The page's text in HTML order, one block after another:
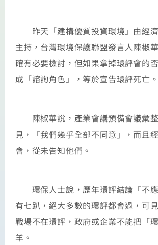
昨天「建構優質投資環境」由經
主持，台灣環境保護聯盟發言人陳椒
確有必要檢討，但如果拿掉環評會的
成「諮詢角色」，等於宣告環評死亡。
陳椒華說，產業會議預備會議彙
見，「我們幾乎全部不同意」，而且
會，從未告知他們。
環保人士說，歷年環評結論「不
有七趴，絕大多數的環評都會過，可
戰場不在環評，政府或企業不能把「
羊。